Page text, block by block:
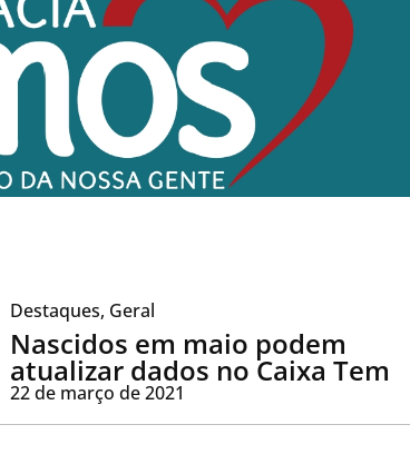
Destaques, Geral
Nascidos em maio podem
atualizar dados no Caixa Tem
22 de março de 2021